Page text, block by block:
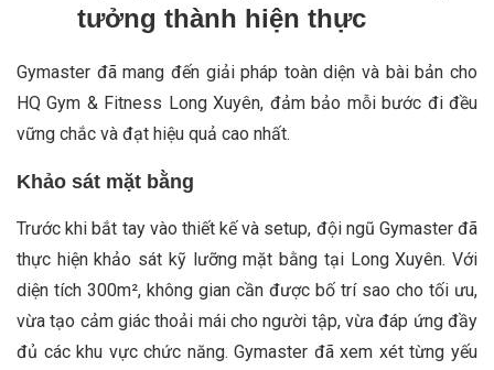
tưởng thành hiện thực
Gymaster đã mang đến giải pháp toàn diện và bài bản cho
HQ Gym & Fitness Long Xuyên, đảm bảo mỗi bước đi đều
vững chắc và đạt hiệu quả cao nhất.
Khảo sát mặt bằng
Trước khi bắt tay vào thiết kế và setup, đội ngũ Gymaster đã
thực hiện khảo sát kỹ lưỡng mặt bằng tại Long Xuyên. Với
diện tích 300m², không gian cần được bố trí sao cho tối ưu,
vừa tạo cảm giác thoải mái cho người tập, vừa đáp ứng đầy
đủ các khu vực chức năng. Gymaster đã xem xét từng yếu